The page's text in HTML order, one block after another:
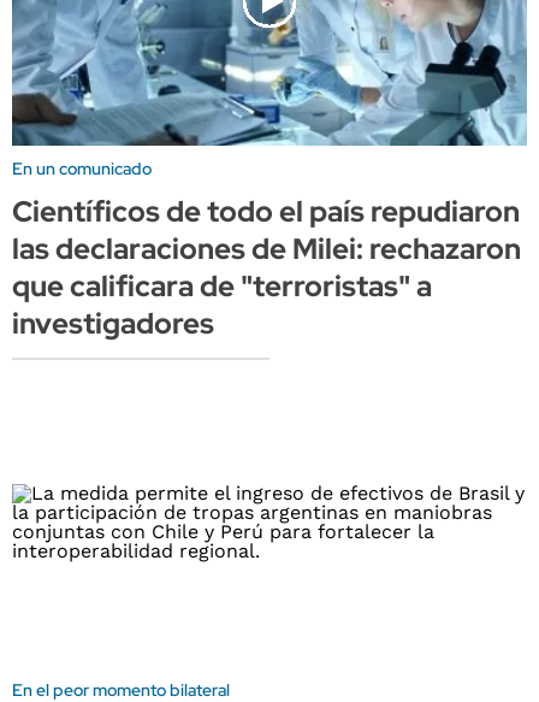
En un comunicado
Científicos de todo el país repudiaron
las declaraciones de Milei: rechazaron
que calificara de "terroristas" a
investigadores
En el peor momento bilateral